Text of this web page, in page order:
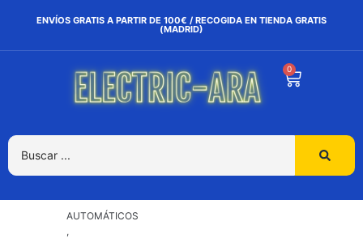
ENVÍOS GRATIS A PARTIR DE 100€ / RECOGIDA EN TIENDA GRATIS
(MADRID)
0
AUTOMÁTICOS
,